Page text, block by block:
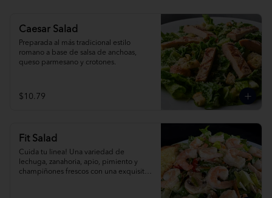
Caesar Salad
Preparada al más tradicional estilo
romano a base de salsa de anchoas,
queso parmesano y crotones.
$10.79
Fit Salad
Cuida tu linea! Una variedad de
lechuga, zanahoria, apio, pimiento y
champiñones frescos con una exquisita